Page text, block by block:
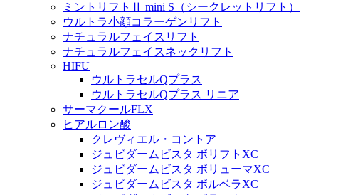
ミントリフトⅡ mini S（シークレットリフト）
ウルトラ小顔コラーゲンリフト
ナチュラルフェイスリフト
ナチュラルフェイスネックリフト
HIFU
ウルトラセルQプラス
ウルトラセルQプラス リニア
サーマクールFLX
ヒアルロン酸
クレヴィエル・コントア
ジュビダームビスタ ボリフトXC
ジュビダームビスタ ボリューマXC
ジュビダームビスタ ボルベラXC